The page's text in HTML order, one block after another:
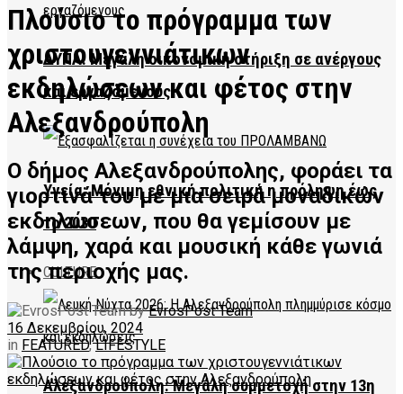
ΔΥΠΑ: Μεγάλη οικονομική στήριξη σε ανέργους
και εργαζόμενους
Υγεία: Μόνιμη εθνική πολιτική η πρόληψη έως
το 2030
CULTURE
Αλεξανδρούπολη: Μεγάλη συμμετοχή στην 13η
Πλούσιο το πρόγραμμα των
χριστουγεννιάτικων
εκδηλώσεων και φέτος στην
Αλεξανδρούπολη
Ο δήμος Αλεξανδρούπολης, φοράει τα
γιορτινά του με μια σειρά μοναδικών
εκδηλώσεων, που θα γεμίσουν με
λάμψη, χαρά και μουσική κάθε γωνιά
της περιοχής μας.
by EvrosPost Team
16 Δεκεμβρίου, 2024
in FEATURED,LIFESTYLE